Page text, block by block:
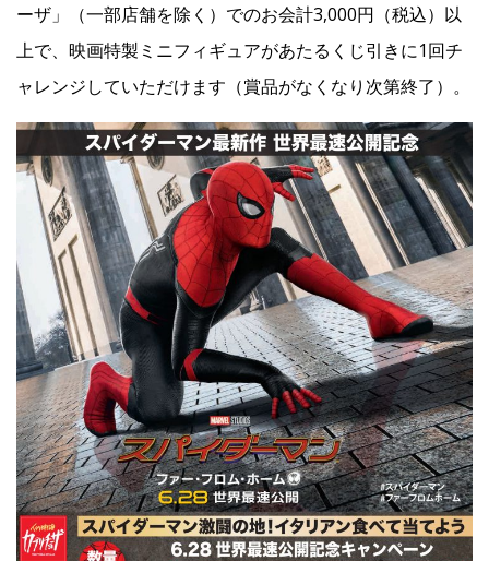
JP EN
ーザ」（一部店舗を除く）でのお会計3,000円（税込）以
上で、映画特製ミニフィギュアがあたるくじ引きに1回チ
ャレンジしていただけます（賞品がなくなり次第終了）。